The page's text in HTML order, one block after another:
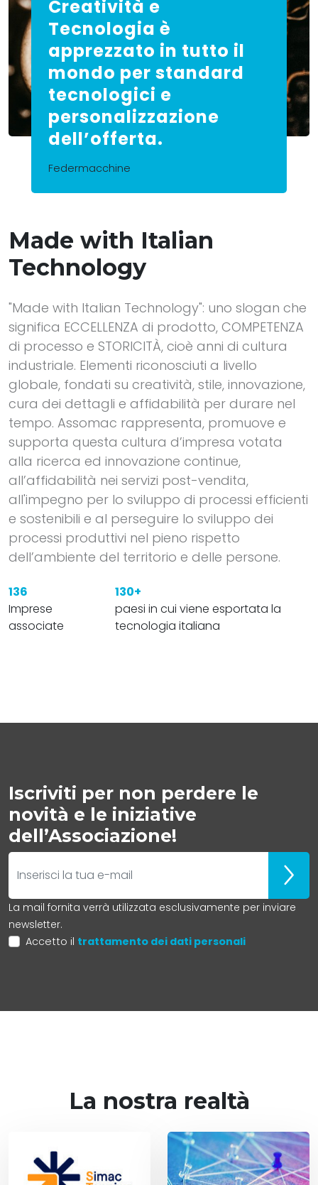
Creatività e
Tecnologia è
apprezzato in tutto il
mondo per standard
tecnologici e
personalizzazione
dell’offerta.
Federmacchine
Made with Italian
Technology
"Made with Italian Technology": uno slogan che
significa ECCELLENZA di prodotto, COMPETENZA
di processo e STORICITÀ, cioè anni di cultura
industriale. Elementi riconosciuti a livello
globale, fondati su creatività, stile, innovazione,
cura dei dettagli e affidabilità per durare nel
tempo. Assomac rappresenta, promuove e
supporta questa cultura d’impresa votata
alla ricerca ed innovazione continue,
all’affidabilità nei servizi post-vendita,
all'impegno per lo sviluppo di processi efficienti
e sostenibili e al perseguire lo sviluppo dei
processi produttivi nel pieno rispetto
dell’ambiente del territorio e delle persone.
136
Imprese
associate
130+
paesi in cui viene esportata la
tecnologia italiana
Iscriviti per non perdere le
novità e le iniziative
dell’Associazione!
E-mail
Iscriviti
La mail fornita verrà utilizzata esclusivamente per inviare
newsletter.
Accetto il trattamento dei dati personali
La nostra realtà